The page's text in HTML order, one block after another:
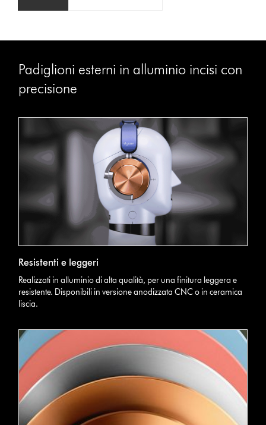
Padiglioni esterni in alluminio incisi con
precisione
Resistenti e leggeri
Realizzati in alluminio di alta qualità, per una finitura leggera e
resistente. Disponibili in versione anodizzata CNC o in ceramica
liscia.